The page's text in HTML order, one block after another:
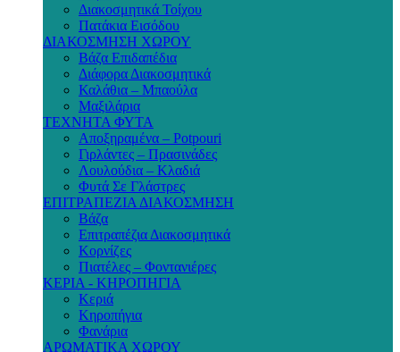
Διακοσμητικά Τοίχου
Πατάκια Εισόδου
ΔΙΑΚΟΣΜΗΣΗ ΧΩΡΟΥ
Βάζα Επιδαπέδια
Διάφορα Διακοσμητικά
Καλάθια – Μπαούλα
Μαξιλάρια
ΤΕΧΝΗΤΑ ΦΥΤΑ
Αποξηραμένα – Potpouri
Γιρλάντες – Πρασινάδες
Λουλούδια – Κλαδιά
Φυτά Σε Γλάστρες
ΕΠΙΤΡΑΠΕΖΙΑ ΔΙΑΚΟΣΜΗΣΗ
Βάζα
Επιτραπέζια Διακοσμητικά
Κορνίζες
Πιατέλες – Φοντανιέρες
ΚΕΡΙΑ - ΚΗΡΟΠΗΓΙΑ
Κεριά
Κηροπήγια
Φανάρια
ΑΡΩΜΑΤΙΚΑ ΧΩΡΟΥ